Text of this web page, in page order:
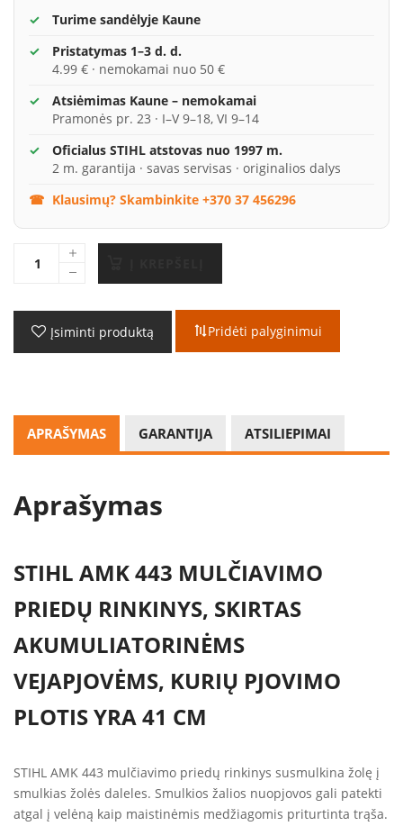
Turime sandėlyje Kaune
Pristatymas 1–3 d. d.
4.99 € · nemokamai nuo 50 €
Atsiėmimas Kaune – nemokamai
Pramonės pr. 23 · I–V 9–18, VI 9–14
Oficialus STIHL atstovas nuo 1997 m.
2 m. garantija · savas servisas · originalios dalys
Klausimų? Skambinkite +370 37 456296
Įsiminti produktą Pridėti palyginimui
APRAŠYMAS GARANTIJA ATSILIEPIMAI
Aprašymas
STIHL AMK 443 MULČIAVIMO
PRIEDŲ RINKINYS, SKIRTAS
AKUMULIATORINĖMS
VEJAPJOVĖMS, KURIŲ PJOVIMO
PLOTIS YRA 41 CM
STIHL AMK 443 mulčiavimo priedų rinkinys susmulkina žolę į
smulkias žolės daleles. Smulkios žalios nuopjovos gali patekti
atgal į velėną kaip maistinėmis medžiagomis priturtinta trąša.